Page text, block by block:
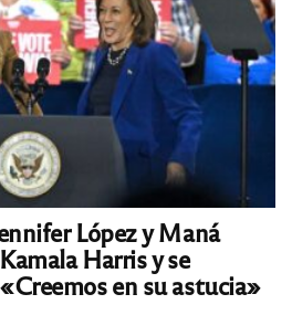
López y Maná
Harris y se
en su astucia»